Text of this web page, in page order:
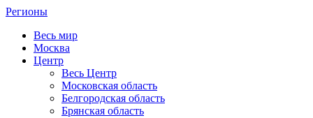
Регионы
Весь мир
Москва
Центр
Весь Центр
Московская область
Белгородская область
Брянская область